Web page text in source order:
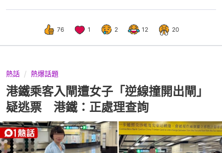
76 1 2 12 20
熱話 熱爆話題
港鐵乘客入閘遭女子「逆線撞開出閘」
疑逃票 港鐵：正處理查詢